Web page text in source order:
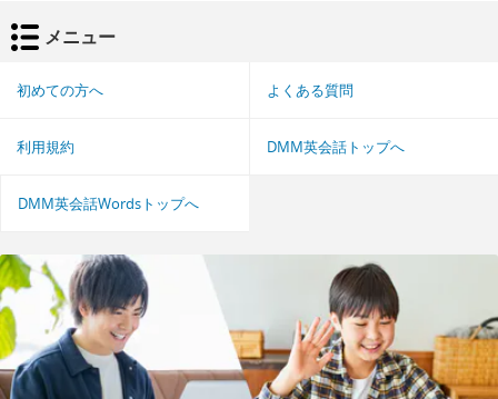
メニュー
初めての方へ よくある質問
利用規約 DMM英会話トップへ
DMM英会話Wordsトップへ